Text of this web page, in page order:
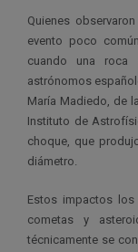
Quienes
evento poco
cuando una roca
astrónomos
María Madiedo, de
Instituto de
choque, que
diámetro.
Estos impactos los
cometas y
técnicamente se